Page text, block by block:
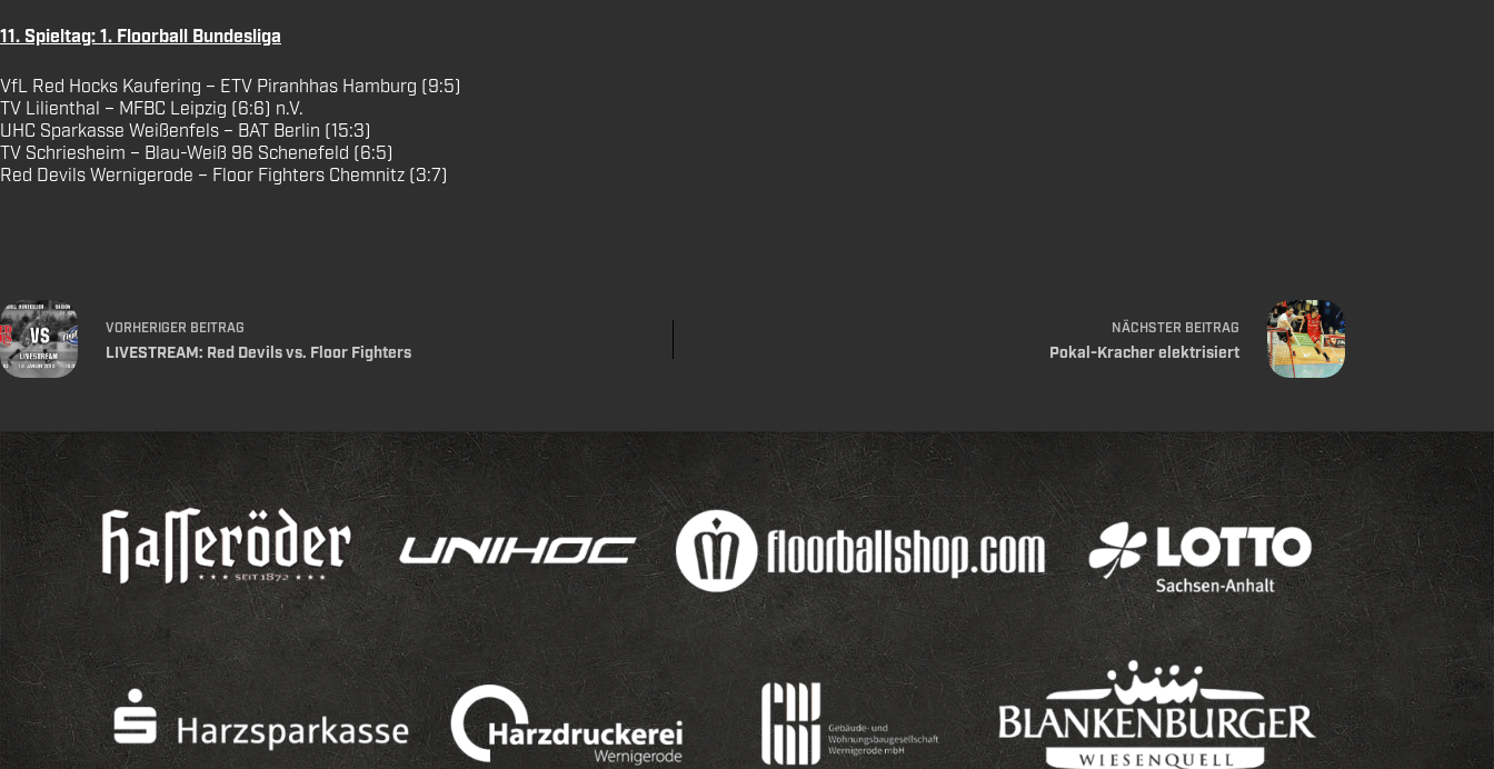
11. Spieltag: 1. Floorball Bundesliga
VfL Red Hocks Kaufering – ETV Piranhhas Hamburg (9:5)
TV Lilienthal – MFBC Leipzig (6:6) n.V.
UHC Sparkasse Weißenfels – BAT Berlin (15:3)
TV Schriesheim – Blau-Weiß 96 Schenefeld (6:5)
Red Devils Wernigerode – Floor Fighters Chemnitz (3:7)
VORHERIGER BEITRAG
LIVESTREAM: Red Devils vs. Floor Fighters
NÄCHSTER BEITRAG
Pokal-Kracher elektrisiert